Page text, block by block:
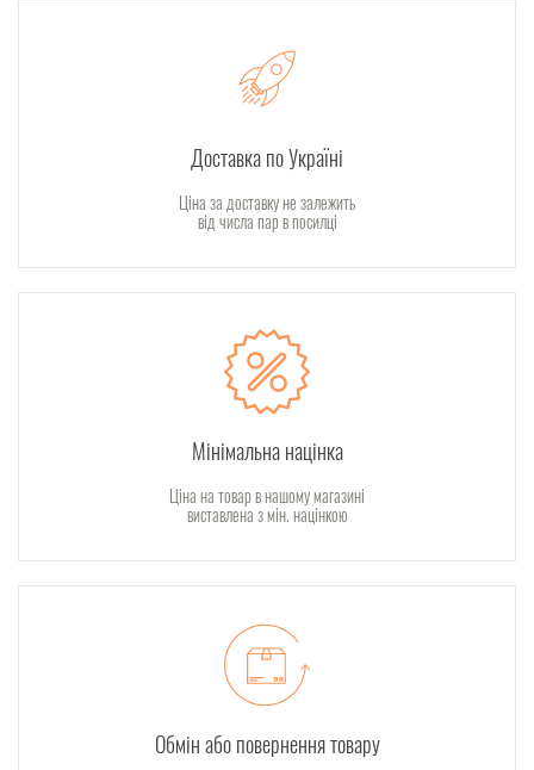
Доставка по Україні
Ціна за доставку не залежить
від числа пар в посилці
Мінімальна націнка
Ціна на товар в нашому магазині
виставлена з мін. націнкою
Обмін або повернення товару